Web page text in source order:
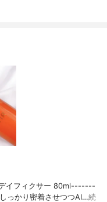
デイフィクサー 80ml-------
っかり密着させつつAI…続